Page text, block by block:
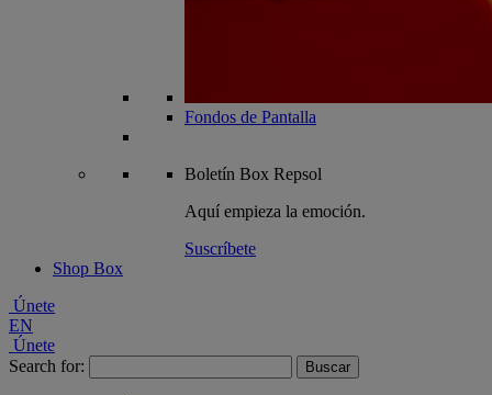
Fondos de Pantalla
Boletín Box Repsol
Aquí empieza la emoción.
Suscríbete
Shop Box
Únete
EN
Únete
Search for: